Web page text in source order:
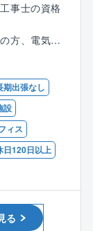
き、工事
でいきま
長い方に
寧に教え
事士の資格
方、電気に
す！
期出張なし
設
ィス
日120日以上
る